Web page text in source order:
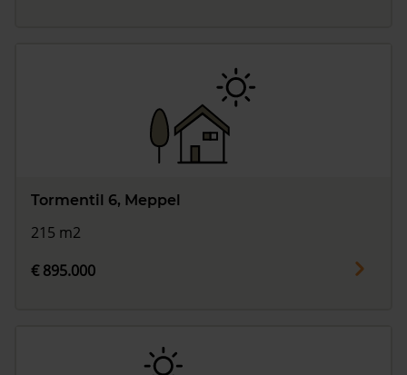
Tormentil 6, Meppel
215 m2
€ 895.000